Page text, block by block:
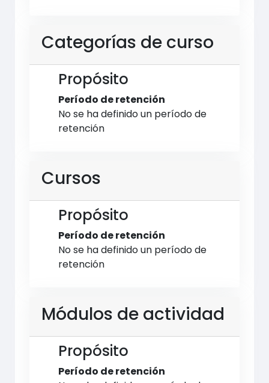
Categorías de curso
Propósito
Período de retención
No se ha definido un período de
retención
Cursos
Propósito
Período de retención
No se ha definido un período de
retención
Módulos de actividad
Propósito
Período de retención